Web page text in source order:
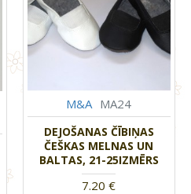
M&A MA24
DEJOŠANAS ČĪBIŅAS
ČEŠKAS MELNAS UN
BALTAS, 21-25IZMĒRS
7.20 €